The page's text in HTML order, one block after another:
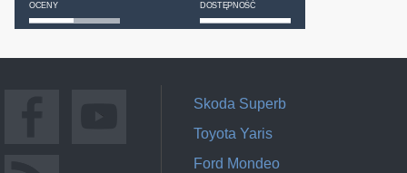
OCENY DOSTĘPNOŚĆ
Skoda Superb
Toyota Yaris
Ford Mondeo